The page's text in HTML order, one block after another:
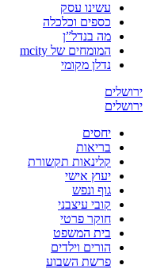
עשינו עסק
כספים וכלכלה
מה בנדל”ן
המומחים של mcity
נדלן מקומי
ירושלים
ירושלים
יחסים
בריאות
קלינאות תקשורת
יעוץ אישי
גוף ונפש
קובי עיצבני
חוקר פרטי
בית המשפט
הורים וילדים
פרשת השבוע